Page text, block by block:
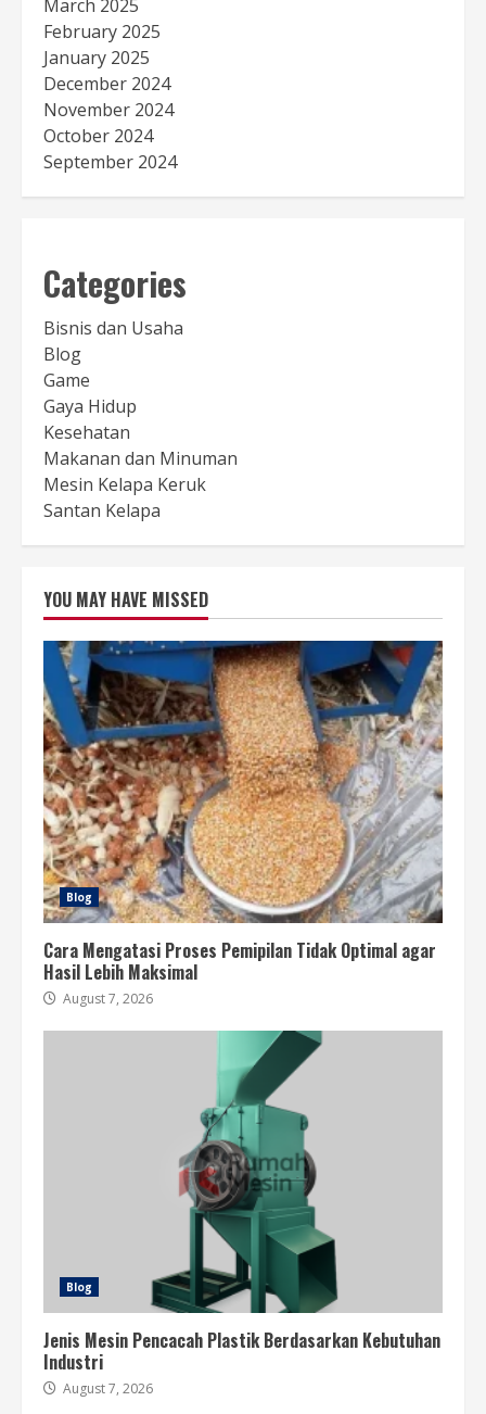
March 2025
February 2025
January 2025
December 2024
November 2024
October 2024
September 2024
Categories
Bisnis dan Usaha
Blog
Game
Gaya Hidup
Kesehatan
Makanan dan Minuman
Mesin Kelapa Keruk
Santan Kelapa
YOU MAY HAVE MISSED
Blog
Cara Mengatasi Proses Pemipilan Tidak Optimal agar
Hasil Lebih Maksimal
August 7, 2026
Blog
Jenis Mesin Pencacah Plastik Berdasarkan Kebutuhan
Industri
August 7, 2026